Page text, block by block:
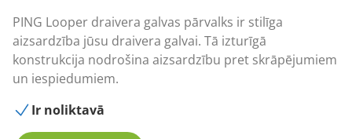
PING Looper draivera galvas pārvalks ir stilīga
aizsardzība jūsu draivera galvai. Tā izturīgā
konstrukcija nodrošina aizsardzību pret skrāpējumiem
un iespiedumiem.
Ir noliktavā